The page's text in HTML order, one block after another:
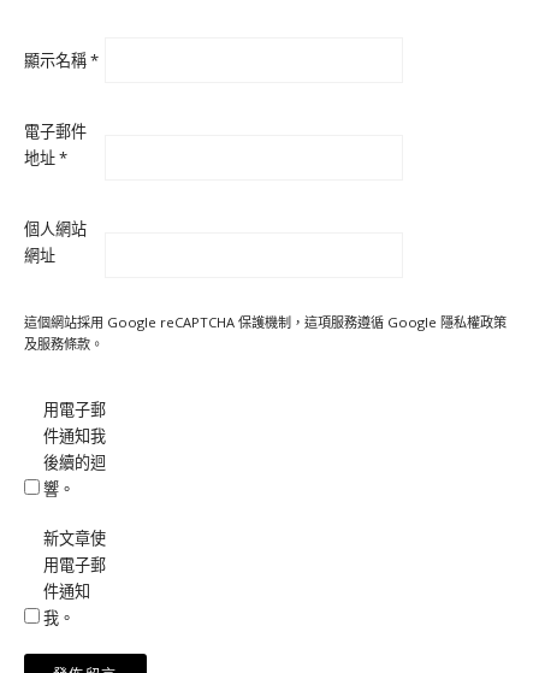
顯示名稱*
電子郵件
地址*
個人網站
網址
這個網站採用 Google reCAPTCHA 保護機制，這項服務遵循 Google 隱私權政策
及服務條款 。
用電子郵
件通知我
後續的迴
響。
新文章使
用電子郵
件通知
我。